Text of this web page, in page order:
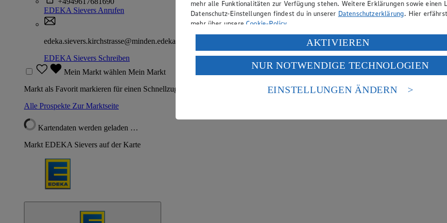
EDEKA Sievers Anrufen
edeka.sievers.kirchstrasse@minden.edeka.de
EDEKA Sievers Schreiben
Mein Markt wählen Mein Markt
Markt als Favorit markieren für einen Schnellzugriff
Alle Prospekte Zur Marktseite
Kartendaten werden geladen …
Markt EDEKA Sievers auf der Karte
mehr alle Funktionalitäten zur Verfügung stehen. Weitere Erklärungen sowie einen
Datenschutz-Einstellungen findest du in unserer Datenschutzerklärung. Hier
mehr über unsereCookie-Policy.
Verarbeitung deiner personenbezogenen Daten in den USA durch Facebook und
Wenn du auf „Aktivieren“ klickst, willigst du im Sinne des Art. 49 Abs. 1 Satz 1 lit.
ein, dass deine Daten in den USA verarbeitet werden. Der EuGH sieht die USA als
einem nach europäischen Standards nicht angemessenen Datenschutzniveau an. Es
Risiko eines Zugriffs durch US-amerikanische Behörden.
AKTIVIEREN
NUR NOTWENDIGE TECHNOLOGIEN
EINSTELLUNGEN ÄNDERN